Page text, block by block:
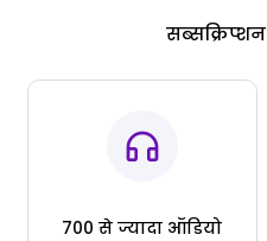
700 से ज्यादा ऑडियो